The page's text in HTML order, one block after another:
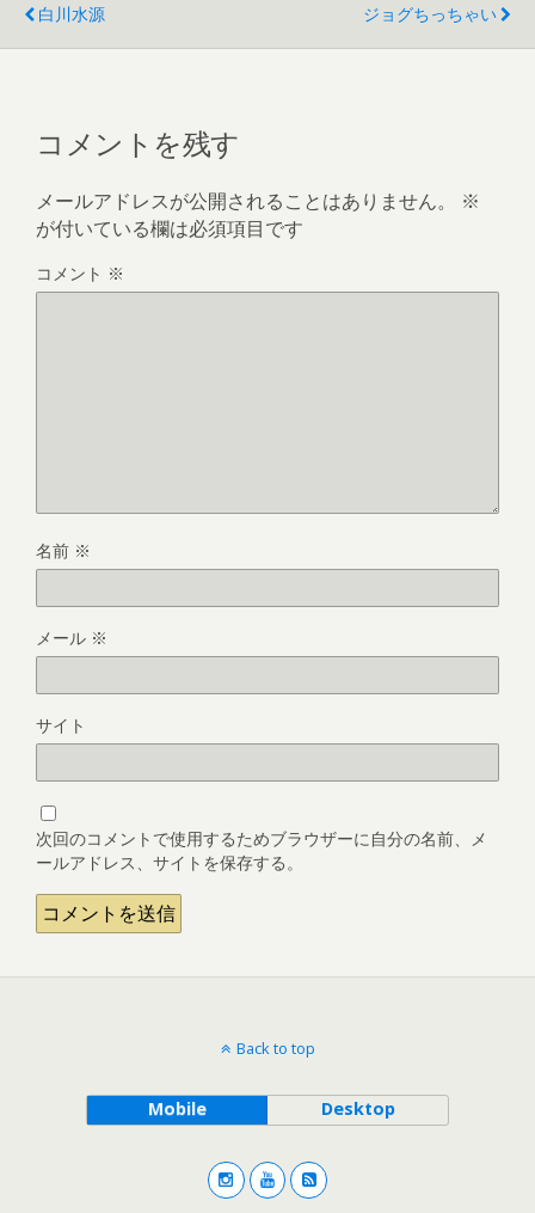
白川水源
ジョグちっちゃい
コメントを残す
メールアドレスが公開されることはありません。
※
が付いている欄は必須項目です
コメント ※
名前 ※
メール ※
サイト
次回のコメントで使用するためブラウザーに自分の名前、メ
ールアドレス、サイトを保存する。
Back to top
Mobile Desktop